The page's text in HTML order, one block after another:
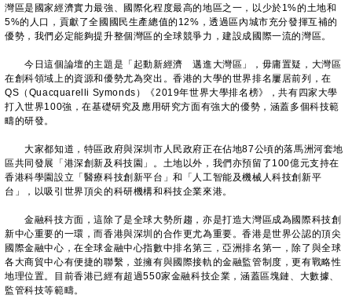
灣區是國家經濟實力最強、國際化程度最高的地區之一，以少於1%的土地和
5%的人口，貢獻了全國國民生產總值的12%，透過區內城市充分發揮互補的
優勢，我們必定能夠提升整個灣區的全球競爭力，建設成國際一流的灣區。
今日這個論壇的主題是「起動新經濟 邁進大灣區」，毋庸置疑，大灣區
在創科領域上的資源和優勢尤為突出。香港的大學的世界排名屢居前列，在
QS（Quacquarelli Symonds）《2019年世界大學排名榜》，共有四家大學
打入世界100強，在基礎研究及應用研究方面有強大的優勢，涵蓋多個科技範
疇的研發。
大家都知道，特區政府與深圳市人民政府正在佔地87公頃的落馬洲河套地
區共同發展「港深創新及科技園」。土地以外，我們亦預留了100億元支持在
香港科學園設立「醫療科技創新平台」和「人工智能及機械人科技創新平
台」，以吸引世界頂尖的科研機構和科技企業來港。
金融科技方面，這除了是全球大勢所趨，亦是打造大灣區成為國際科技創
新中心重要的一環，而香港與深圳的合作更尤為重要。香港是世界公認的頂尖
國際金融中心，在全球金融中心指數中排名第三，亞洲排名第一，除了與全球
各大商貿中心有便捷的聯繫，並擁有與國際接軌的金融監管制度，更有戰略性
地理位置。目前香港已經有超過550家金融科技企業，涵蓋區塊鏈、大數據、
監管科技等範疇。